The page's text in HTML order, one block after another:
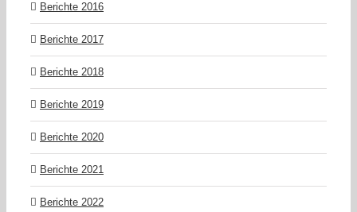
Berichte 2016
Berichte 2017
Berichte 2018
Berichte 2019
Berichte 2020
Berichte 2021
Berichte 2022